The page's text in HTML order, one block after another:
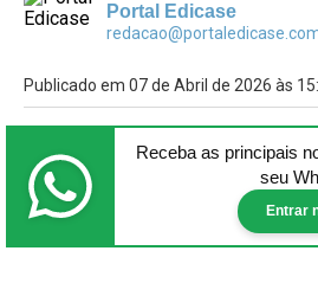
Portal Edicase
Publicado em 07 de Abril de 2026 às
Receba as principais
seu
Entrar